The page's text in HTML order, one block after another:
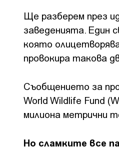
Ще разберем през
заведенията. Един
която
провокира такова
Съобщението за
World Wildlife Fund
милиона метрични
Но сламките все